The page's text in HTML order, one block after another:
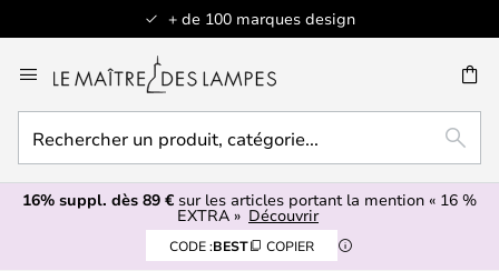
+ de 100 marques design
au
contenu
un
produit,
catégorie...
16% suppl. dès 89 € sur les articles portant la mention « 16 %
EXTRA » Découvrir
CODE :BEST COPIER